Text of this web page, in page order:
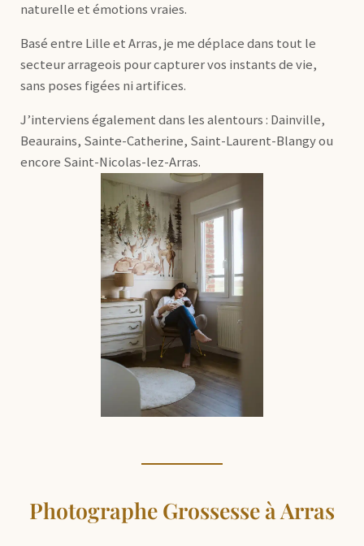
naturelle et émotions vraies.
Basé entre Lille et Arras, je me déplace dans tout le
secteur arrageois pour capturer vos instants de vie,
sans poses figées ni artifices.
J’interviens également dans les alentours : Dainville,
Beaurains, Sainte-Catherine, Saint-Laurent-Blangy ou
encore Saint-Nicolas-lez-Arras.
Photographe Grossesse à Arras